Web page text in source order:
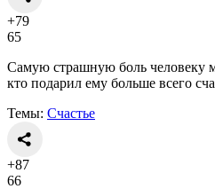
+79
65
Самую страшную боль человеку
кто подарил ему больше всего
Темы: Счастье
+87
66